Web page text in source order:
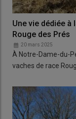
Une vie dédiée à
Rouge des Prés
20 mars 2025
À Notre-Dame-du-
vaches de race